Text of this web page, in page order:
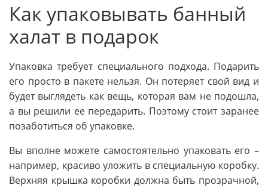
Как упаковывать банный
халат в подарок
Упаковка требует специального подхода. Подарить
его просто в пакете нельзя. Он потеряет свой вид и
будет выглядеть как вещь, которая вам не подошла,
а вы решили ее передарить. Поэтому стоит заранее
позаботиться об упаковке.
Вы вполне можете самостоятельно упаковать его –
например, красиво уложить в специальную коробку.
Верхняя крышка коробки должна быть прозрачной,